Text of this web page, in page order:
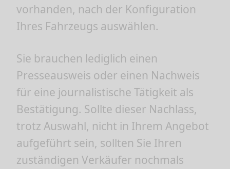
vorhanden, nach der Konfiguration
Ihres Fahrzeugs auswählen.
Sie brauchen lediglich einen
Presseausweis oder einen Nachweis
für eine journalistische Tätigkeit als
Bestätigung. Sollte dieser Nachlass,
trotz Auswahl, nicht in Ihrem Angebot
aufgeführt sein, sollten Sie Ihren
zuständigen Verkäufer nochmals